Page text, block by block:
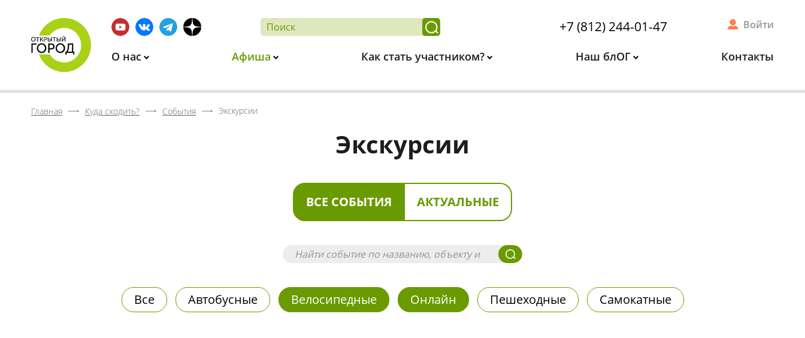
+7 (812) 244-01-47 Войти
О нас Афиша Как стать участником? Наш блОГ Контакты
Главная Куда сходить? События Экскурсии
Экскурсии
ВСЕ СОБЫТИЯ АКТУАЛЬНЫЕ
Все Автобусные Велосипедные Онлайн Пешеходные Самокатные